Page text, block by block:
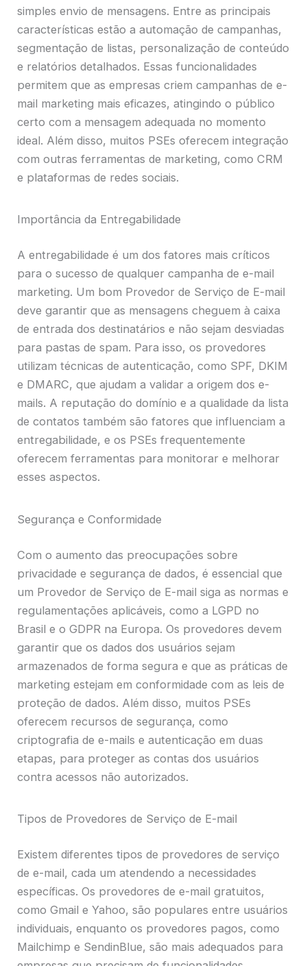
simples envio de mensagens. Entre as principais
características estão a automação de campanhas,
segmentação de listas, personalização de conteúdo
e relatórios detalhados. Essas funcionalidades
permitem que as empresas criem campanhas de e-
mail marketing mais eficazes, atingindo o público
certo com a mensagem adequada no momento
ideal. Além disso, muitos PSEs oferecem integração
com outras ferramentas de marketing, como CRM
e plataformas de redes sociais.
Importância da Entregabilidade
A entregabilidade é um dos fatores mais críticos
para o sucesso de qualquer campanha de e-mail
marketing. Um bom Provedor de Serviço de E-mail
deve garantir que as mensagens cheguem à caixa
de entrada dos destinatários e não sejam desviadas
para pastas de spam. Para isso, os provedores
utilizam técnicas de autenticação, como SPF, DKIM
e DMARC, que ajudam a validar a origem dos e-
mails. A reputação do domínio e a qualidade da lista
de contatos também são fatores que influenciam a
entregabilidade, e os PSEs frequentemente
oferecem ferramentas para monitorar e melhorar
esses aspectos.
Segurança e Conformidade
Com o aumento das preocupações sobre
privacidade e segurança de dados, é essencial que
um Provedor de Serviço de E-mail siga as normas e
regulamentações aplicáveis, como a LGPD no
Brasil e o GDPR na Europa. Os provedores devem
garantir que os dados dos usuários sejam
armazenados de forma segura e que as práticas de
marketing estejam em conformidade com as leis de
proteção de dados. Além disso, muitos PSEs
oferecem recursos de segurança, como
criptografia de e-mails e autenticação em duas
etapas, para proteger as contas dos usuários
contra acessos não autorizados.
Tipos de Provedores de Serviço de E-mail
Existem diferentes tipos de provedores de serviço
de e-mail, cada um atendendo a necessidades
específicas. Os provedores de e-mail gratuitos,
como Gmail e Yahoo, são populares entre usuários
individuais, enquanto os provedores pagos, como
Mailchimp e SendinBlue, são mais adequados para